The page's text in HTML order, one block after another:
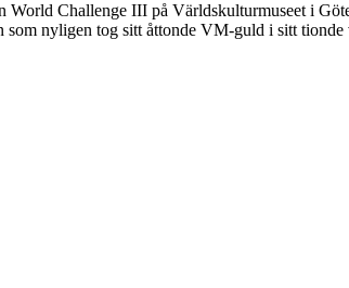
Challenge III på Världskulturmuseet i
som nyligen tog sitt åttonde VM-guld i sitt